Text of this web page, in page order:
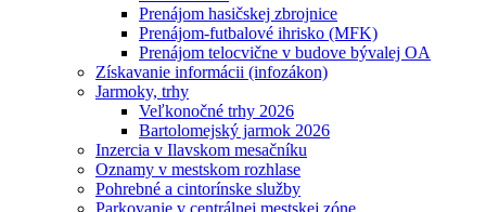
Prenájom hasičskej zbrojnice
Prenájom-futbalové ihrisko (MFK)
Prenájom telocvične v budove bývalej OA
Získavanie informácii (infozákon)
Jarmoky, trhy
Veľkonočné trhy 2026
Bartolomejský jarmok 2026
Inzercia v Ilavskom mesačníku
Oznamy v mestskom rozhlase
Pohrebné a cintorínske služby
Parkovanie v centrálnej mestskej zóne